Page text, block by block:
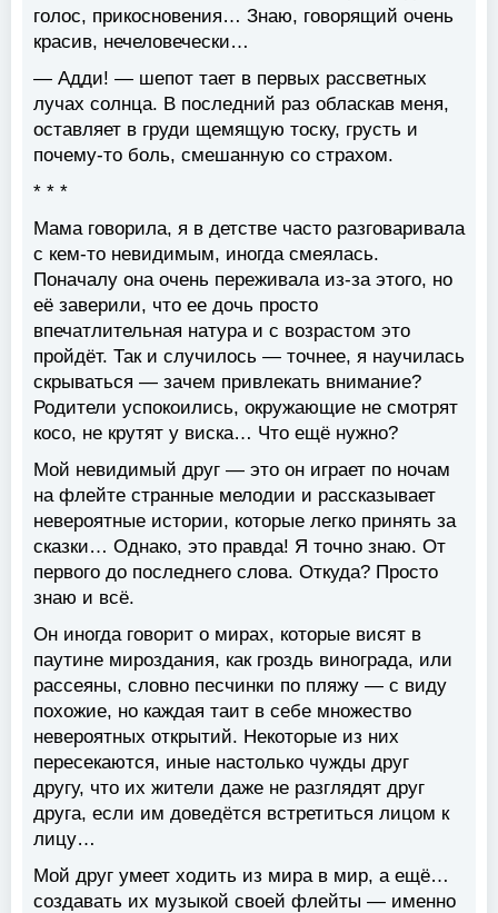
голос, прикосновения… Знаю, говорящий очень
красив, нечеловечески…
— Адди! — шепот тает в первых рассветных
лучах солнца. В последний раз обласкав меня,
оставляет в груди щемящую тоску, грусть и
почему-то боль, смешанную со страхом.
* * *
Мама говорила, я в детстве часто разговаривала
с кем-то невидимым, иногда смеялась.
Поначалу она очень переживала из-за этого, но
её заверили, что ее дочь просто
впечатлительная натура и с возрастом это
пройдёт. Так и случилось — точнее, я научилась
скрываться — зачем привлекать внимание?
Родители успокоились, окружающие не смотрят
косо, не крутят у виска… Что ещё нужно?
Мой невидимый друг — это он играет по ночам
на флейте странные мелодии и рассказывает
невероятные истории, которые легко принять за
сказки… Однако, это правда! Я точно знаю. От
первого до последнего слова. Откуда? Просто
знаю и всё.
Он иногда говорит о мирах, которые висят в
паутине мироздания, как гроздь винограда, или
рассеяны, словно песчинки по пляжу — с виду
похожие, но каждая таит в себе множество
невероятных открытий. Некоторые из них
пересекаются, иные настолько чужды друг
другу, что их жители даже не разглядят друг
друга, если им доведётся встретиться лицом к
лицу…
Мой друг умеет ходить из мира в мир, а ещё…
создавать их музыкой своей флейты — именно